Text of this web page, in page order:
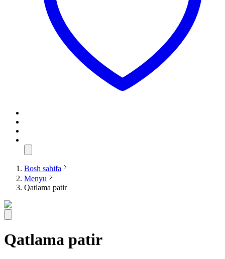
Bosh sahifa
Menyu
Qatlama patir
Qatlama patir